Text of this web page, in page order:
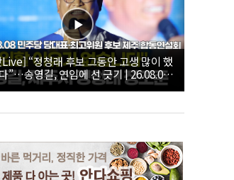
그동안 고생 많이 했
송영길, 연임에 선 긋기 | 26.08.08
민주당 당대표·최고위원 후보 제주 합